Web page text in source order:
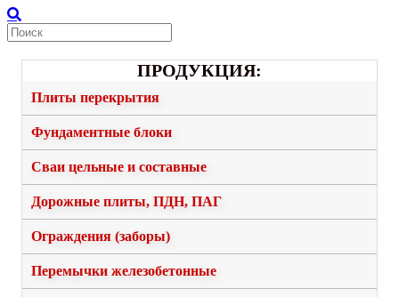
ПРОДУКЦИЯ:
Плиты перекрытия
Фундаментные блоки
Сваи цельные и составные
Дорожные плиты, ПДН, ПАГ
Ограждения (заборы)
Перемычки железобетонные